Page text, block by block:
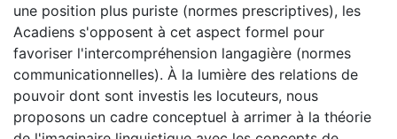
une position plus puriste (normes prescriptives), les
Acadiens s'opposent à cet aspect formel pour
favoriser l'intercompréhension langagière (normes
communicationnelles). À la lumière des relations de
pouvoir dont sont investis les locuteurs, nous
proposons un cadre conceptuel à arrimer à la théorie